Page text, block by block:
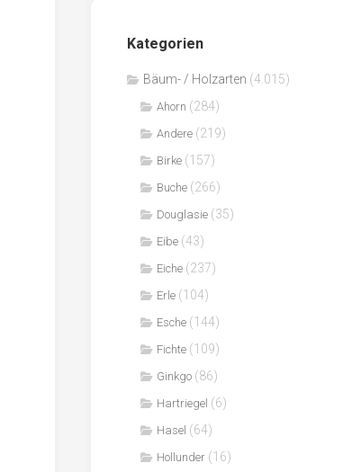
Kategorien
Bäum- / Holzarten (4.015)
Ahorn (284)
Andere (219)
Birke (157)
Buche (266)
Douglasie (35)
Eibe (43)
Eiche (237)
Erle (104)
Esche (144)
Fichte (109)
Ginkgo (86)
Hartriegel (6)
Hasel (64)
Hollunder (16)